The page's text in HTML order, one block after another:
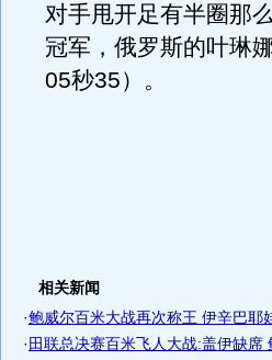
对手甩开足有半圈那
冠军，俄罗斯的叶琳
05秒35）。
相关新闻
·鲍威尔百米大战再次称王 伊辛巴耶
· 田联总决赛百米飞人大战:盖伊缺席